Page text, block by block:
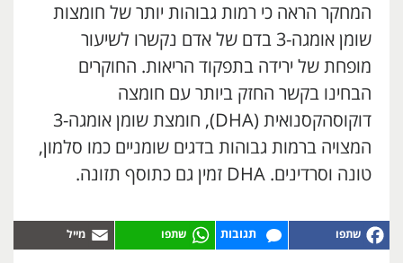
המחקר הראה כי רמות גבוהות יותר של חומצות
שומן אומגה-3 בדם של אדם נקשרו לשיעור
מופחת של ירידה בתפקוד הריאות. החוקרים
הבחינו בקשר החזק ביותר עם חומצה
דוקוסהקסנואית (DHA), חומצת שומן אומגה-3
המצויה ברמות גבוהות בדגים שומניים כמו סלמון,
טונה וסרדינים. DHA זמין גם כתוסף תזונה.
תגובות